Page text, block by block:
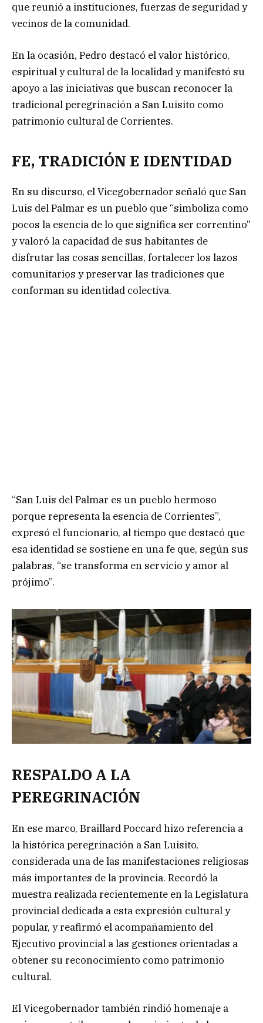
que reunió a instituciones, fuerzas de seguridad y
vecinos de la comunidad.
En la ocasión, Pedro destacó el valor histórico,
espiritual y cultural de la localidad y manifestó su
apoyo a las iniciativas que buscan reconocer la
tradicional peregrinación a San Luisito como
patrimonio cultural de Corrientes.
FE, TRADICIÓN E IDENTIDAD
En su discurso, el Vicegobernador señaló que San
Luis del Palmar es un pueblo que “simboliza como
pocos la esencia de lo que significa ser correntino”
y valoró la capacidad de sus habitantes de
disfrutar las cosas sencillas, fortalecer los lazos
comunitarios y preservar las tradiciones que
conforman su identidad colectiva.
“San Luis del Palmar es un pueblo hermoso
porque representa la esencia de Corrientes”,
expresó el funcionario, al tiempo que destacó que
esa identidad se sostiene en una fe que, según sus
palabras, “se transforma en servicio y amor al
prójimo”.
RESPALDO A LA
PEREGRINACIÓN
En ese marco, Braillard Poccard hizo referencia a
la histórica peregrinación a San Luisito,
considerada una de las manifestaciones religiosas
más importantes de la provincia. Recordó la
muestra realizada recientemente en la Legislatura
provincial dedicada a esta expresión cultural y
popular, y reafirmó el acompañamiento del
Ejecutivo provincial a las gestiones orientadas a
obtener su reconocimiento como patrimonio
cultural.
El Vicegobernador también rindió homenaje a